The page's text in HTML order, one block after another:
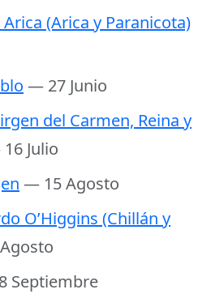
(Arica y Paranicota)
— 27 Junio
del Carmen, Reina y
Julio
— 15 Agosto
O’Higgins (Chillán y
Septiembre